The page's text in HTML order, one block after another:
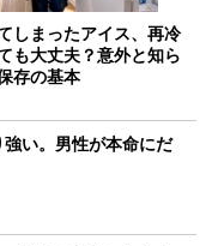
しまったアイス、再冷
も大丈夫？意外と知ら
存の基本
強い。男性が本命にだ